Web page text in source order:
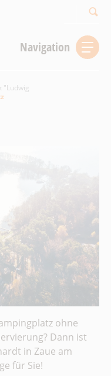
Navigation
"Ludwig
ohne
Dann ist
in Zaue am
für Sie!